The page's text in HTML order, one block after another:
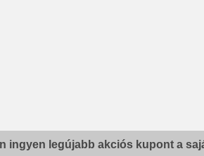
ingyen legújabb akciós kupont a